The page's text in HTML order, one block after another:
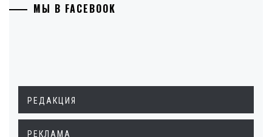
МЫ В FACEBOOK
РЕДАКЦИЯ
РЕКЛАМА